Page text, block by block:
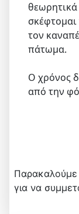
τον
πάτωμα.
Ο χρόνος
από την
Παρακαλούμε
για να